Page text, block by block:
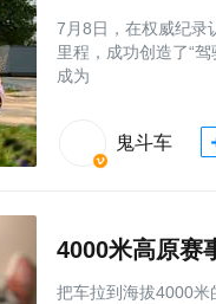
7月8日，在权威纪录
里程，成功创造了“
成为
鬼斗车
4000米高原赛
把车拉到海拔4000米